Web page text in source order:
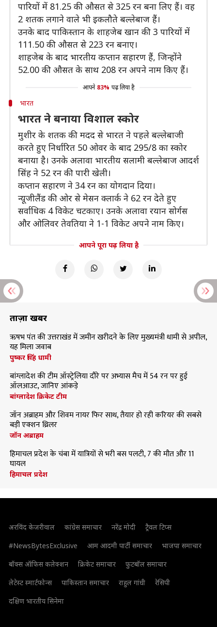
पारियों में 81.25 की औसत से 325 रन बना लिए हैं। वह
2 शतक लगाने वाले भी इकलौते बल्लेबाज हैं।
उनके बाद पाकिस्तान के शाहजेब खान की 3 पारियों में
111.50 की औसत से 223 रन बनाए।
शाहजेब के बाद भारतीय कप्तान सहारण हैं, जिन्होंने
52.00 की औसत के साथ 208 रन अपने नाम किए हैं।
आपने 83% पढ़ लिया है
भारत
भारत ने बनाया विशाल स्कोर
मुशीर के शतक की मदद से भारत ने पहले बल्लेबाजी
करते हुए निर्धारित 50 ओवर के बाद 295/8 का स्कोर
बनाया है। उनके अलावा भारतीय सलामी बल्लेबाज आदर्श
सिंह ने 52 रन की पारी खेली।
कप्तान सहारण ने 34 रन का योगदान दिया।
न्यूजीलैंड की ओर से मेसन क्लार्क ने 62 रन देते हुए
सर्वाधिक 4 विकेट चटकाए। उनके अलावा रयान सोर्गस
और ओलिवर तेवतिया ने 1-1 विकेट अपने नाम किए।
आपने पूरा पढ़ लिया है
ताज़ा खबरें
ऋषभ पंत की उत्तराखंड में जमीन खरीदने के लिए मुख्यमंत्री धामी से अपील,
यह मिला जवाब
पुष्कर सिंह धामी
बांग्लादेश की टीम ऑस्ट्रेलिया दौरे पर अभ्यास मैच में 54 रन पर हुई
ऑलआउट, जानिए आंकड़े
बांग्लादेश क्रिकेट टीम
जॉन अब्राहम और शिवम नायर फिर साथ, तैयार हो रही करियर की सबसे
बड़ी एक्शन थ्रिलर
जॉन अब्राहम
हिमाचल प्रदेश के चंबा में यात्रियों से भरी बस पलटी, 7 की मौत और 11
घायल
हिमाचल प्रदेश
अरविंद केजरीवाल कांग्रेस समाचार नरेंद्र मोदी
ट्रैवल टिप्स
#NewsBytesExclusive
आम आदमी पार्टी समाचार
भाजपा समाचार
बॉक्स ऑफिस कलेक्शन
क्रिकेट समाचार
फुटबॉल समाचार
लेटेस्ट स्मार्टफोन्स
पाकिस्तान समाचार राहुल गांधी
रेसिपी
दक्षिण भारतीय सिनेमा